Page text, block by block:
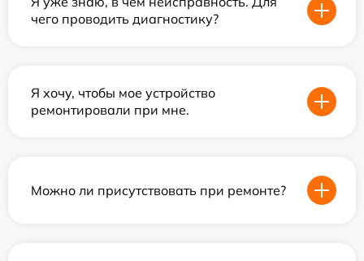
чего проводить диагностику?
Я хочу, чтобы мое устройство
ремонтировали при мне.
Можно ли присутствовать при ремонте?